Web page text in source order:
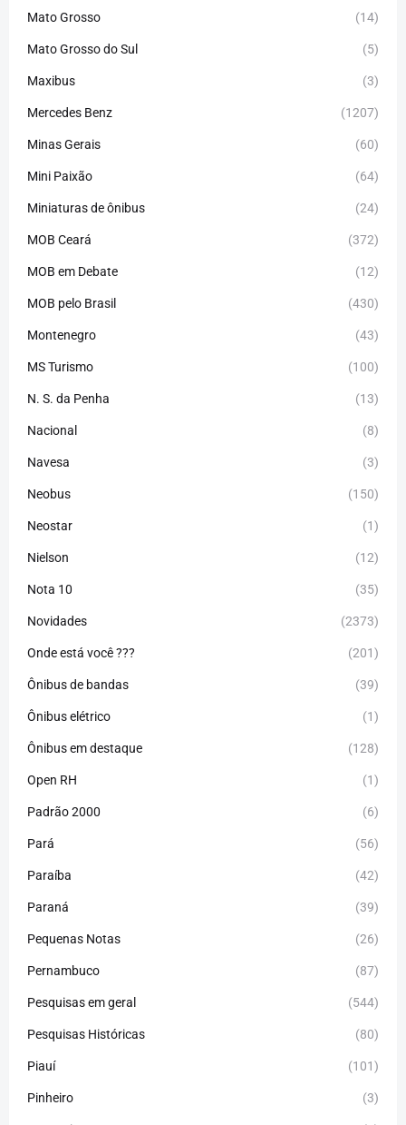
Mato Grosso (14)
Mato Grosso do Sul (5)
Maxibus (3)
Mercedes Benz (1207)
Minas Gerais (60)
Mini Paixão (64)
Miniaturas de ônibus (24)
MOB Ceará (372)
MOB em Debate (12)
MOB pelo Brasil (430)
Montenegro (43)
MS Turismo (100)
N. S. da Penha (13)
Nacional (8)
Navesa (3)
Neobus (150)
Neostar (1)
Nielson (12)
Nota 10 (35)
Novidades (2373)
Onde está você ??? (201)
Ônibus de bandas (39)
Ônibus elétrico (1)
Ônibus em destaque (128)
Open RH (1)
Padrão 2000 (6)
Pará (56)
Paraíba (42)
Paraná (39)
Pequenas Notas (26)
Pernambuco (87)
Pesquisas em geral (544)
Pesquisas Históricas (80)
Piauí (101)
Pinheiro (3)